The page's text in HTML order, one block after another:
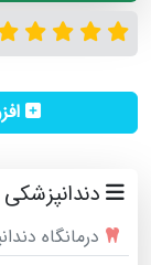
دندانپزشکی
درمانگاه